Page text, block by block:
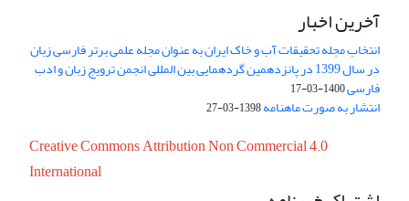
آخرین اخبار
انتخاب مجله تحقیقات آب و خاک ایران به عنوان مجله علمی برتر فارسی زبان
در سال 1399 در پانزدهمین گردهمایی بین المللی انجمن ترویج زبان و ادب
فارسی1400-03-17
انتشار به صورت ماهنامه1398-03-27
Creative Commons Attribution Non Commercial 4.0
International